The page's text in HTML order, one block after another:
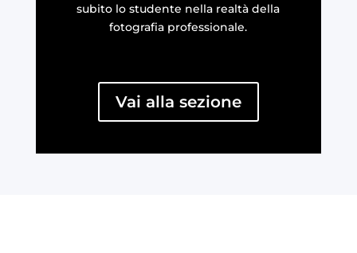
subito lo studente nella realtà della
fotografia professionale.
Vai alla sezione